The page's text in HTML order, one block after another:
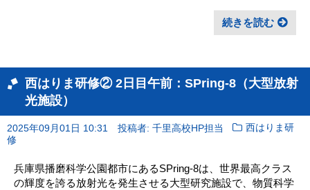
続きを読む
西はりま研修② 2日目午前：SPring-8（大型放射
光施設）
2025年09月01日 10:31 投稿者: 千里高校HP担当
西はりま研
修
兵庫県播磨科学公園都市にあるSPring-8は、世界最高クラス
の輝度を誇る放射光を発生させる大型研究施設で、物質科学